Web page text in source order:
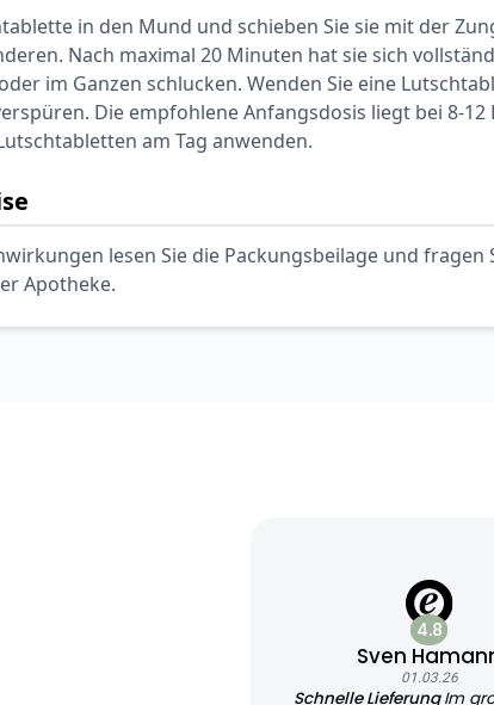
in den Mund und schieben Sie sie mit der
Nach maximal 20 Minuten hat sie sich
im Ganzen schlucken. Wenden Sie eine
Die empfohlene Anfangsdosis liegt bei 8-
am Tag anwenden.
lesen Sie die Packungsbeilage und fragen
Apotheke.
4.8
Sven
01.03.26
Schnelle LieferungIm